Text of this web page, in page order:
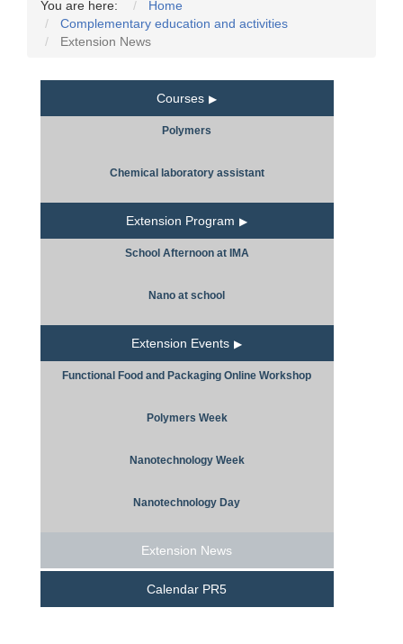
You are here:
Home
Complementary education and activities
Extension News
Courses
Polymers
Chemical laboratory assistant
Extension Program
School Afternoon at IMA
Nano at school
Extension Events
Functional Food and Packaging Online Workshop
Polymers Week
Nanotechnology Week
Nanotechnology Day
Extension News
Calendar PR5